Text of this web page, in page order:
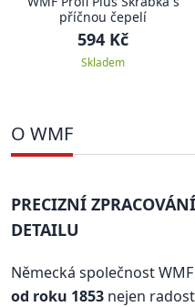
příčnou čepelí
594 Kč
Skladem
O WMF
PRECIZNÍ
DETAILU
Německá společnost
od roku 1853 nejen